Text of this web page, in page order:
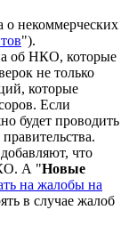
о некоммерческих
").
об НКО, которые
не только
которые
Если
будет проводить
что
А "Новые
на жалобы на
в случае жалоб